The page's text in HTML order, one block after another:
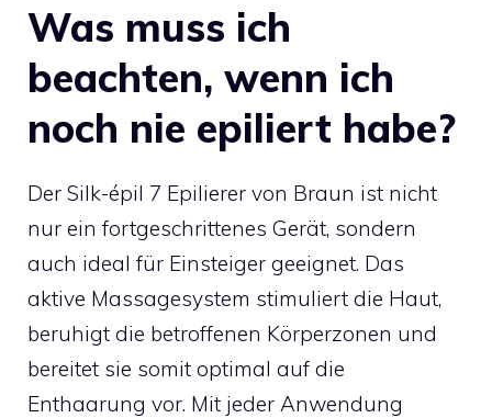
Was muss ich
beachten, wenn ich
noch nie epiliert habe?
Der Silk-épil 7 Epilierer von Braun ist nicht
nur ein fortgeschrittenes Gerät, sondern
auch ideal für Einsteiger geeignet. Das
aktive Massagesystem stimuliert die Haut,
beruhigt die betroffenen Körperzonen und
bereitet sie somit optimal auf die
Enthaarung vor. Mit jeder Anwendung